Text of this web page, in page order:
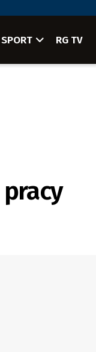
SPORT RG TV
pracy